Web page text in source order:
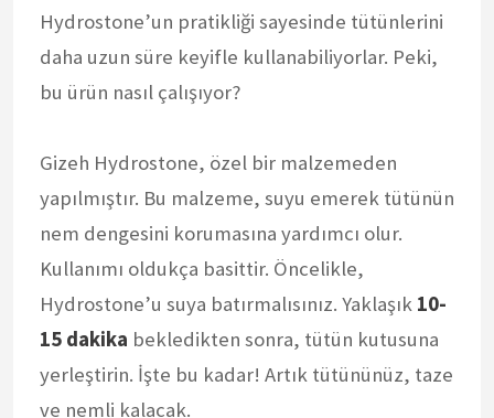
Hydrostone’un pratikliği sayesinde tütünlerini
daha uzun süre keyifle kullanabiliyorlar. Peki,
bu ürün nasıl çalışıyor?
Gizeh Hydrostone, özel bir malzemeden
yapılmıştır. Bu malzeme, suyu emerek tütünün
nem dengesini korumasına yardımcı olur.
Kullanımı oldukça basittir. Öncelikle,
Hydrostone’u suya batırmalısınız. Yaklaşık 10-
15 dakika bekledikten sonra, tütün kutusuna
yerleştirin. İşte bu kadar! Artık tütününüz, taze
ve nemli kalacak.